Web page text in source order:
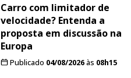
Carro com limitador de
velocidade? Entenda a
proposta em discussão na
Europa
Publicado 04/08/2026às 08h15